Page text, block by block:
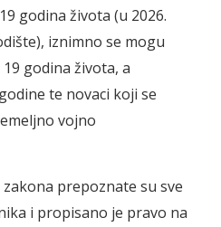
godina života (u 2026.
iznimno se mogu
godina života, a
te novaci koji se
vojno
prepoznate su sve
i propisano je pravo na